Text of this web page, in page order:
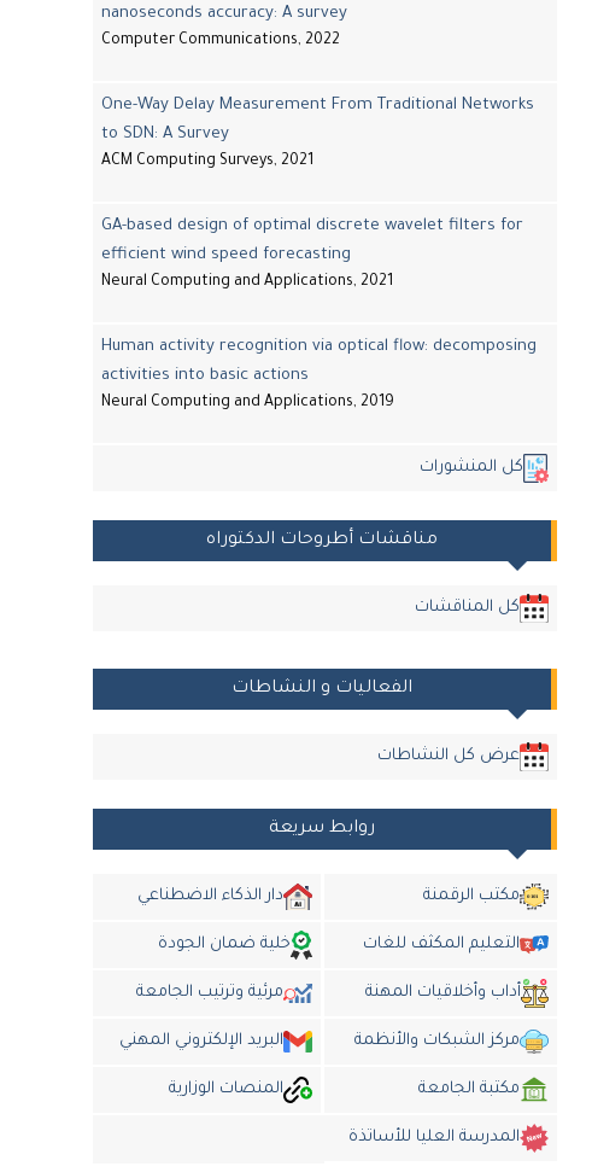
nanoseconds accuracy: A survey
Computer Communications, 2022
One-Way Delay Measurement From Traditional Networks
to SDN: A Survey
ACM Computing Surveys, 2021
GA-based design of optimal discrete wavelet filters for
efficient wind speed forecasting
Neural Computing and Applications, 2021
Human activity recognition via optical flow: decomposing
activities into basic actions
Neural Computing and Applications, 2019
كل المنشورات
مناقشات أطروحات الدكتوراه
كل المناقشات
الفعاليات و النشاطات
عرض كل النشاطات
روابط سريعة
مكتب الرقمنة دار الذكاء الاضطناعي
التعليم المكثف للغات خلية ضمان الجودة
أداب وأخلاقيات المهنة مرئية وترتيب الجامعة
مركز الشبكات والأنظمة البريد الإلكتروني المهني
مكتبة الجامعة المنصات الوزارية
المدرسة العليا للأساتذة